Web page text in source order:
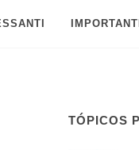
TÓPICOS